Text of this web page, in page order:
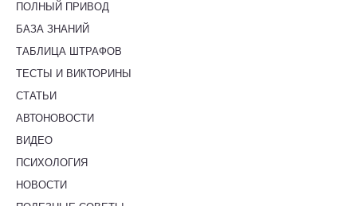
ПОЛНЫЙ ПРИВОД
БАЗА ЗНАНИЙ
ТАБЛИЦА ШТРАФОВ
ТЕСТЫ И ВИКТОРИНЫ
СТАТЬИ
АВТОНОВОСТИ
ВИДЕО
ПСИХОЛОГИЯ
НОВОСТИ